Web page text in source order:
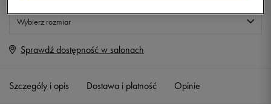
Wybierz rozmiar
Rozmiary EU
40,5
Sprawdź dostępność w salonach
Szczegóły i opis Dostawa i płatność Opinie